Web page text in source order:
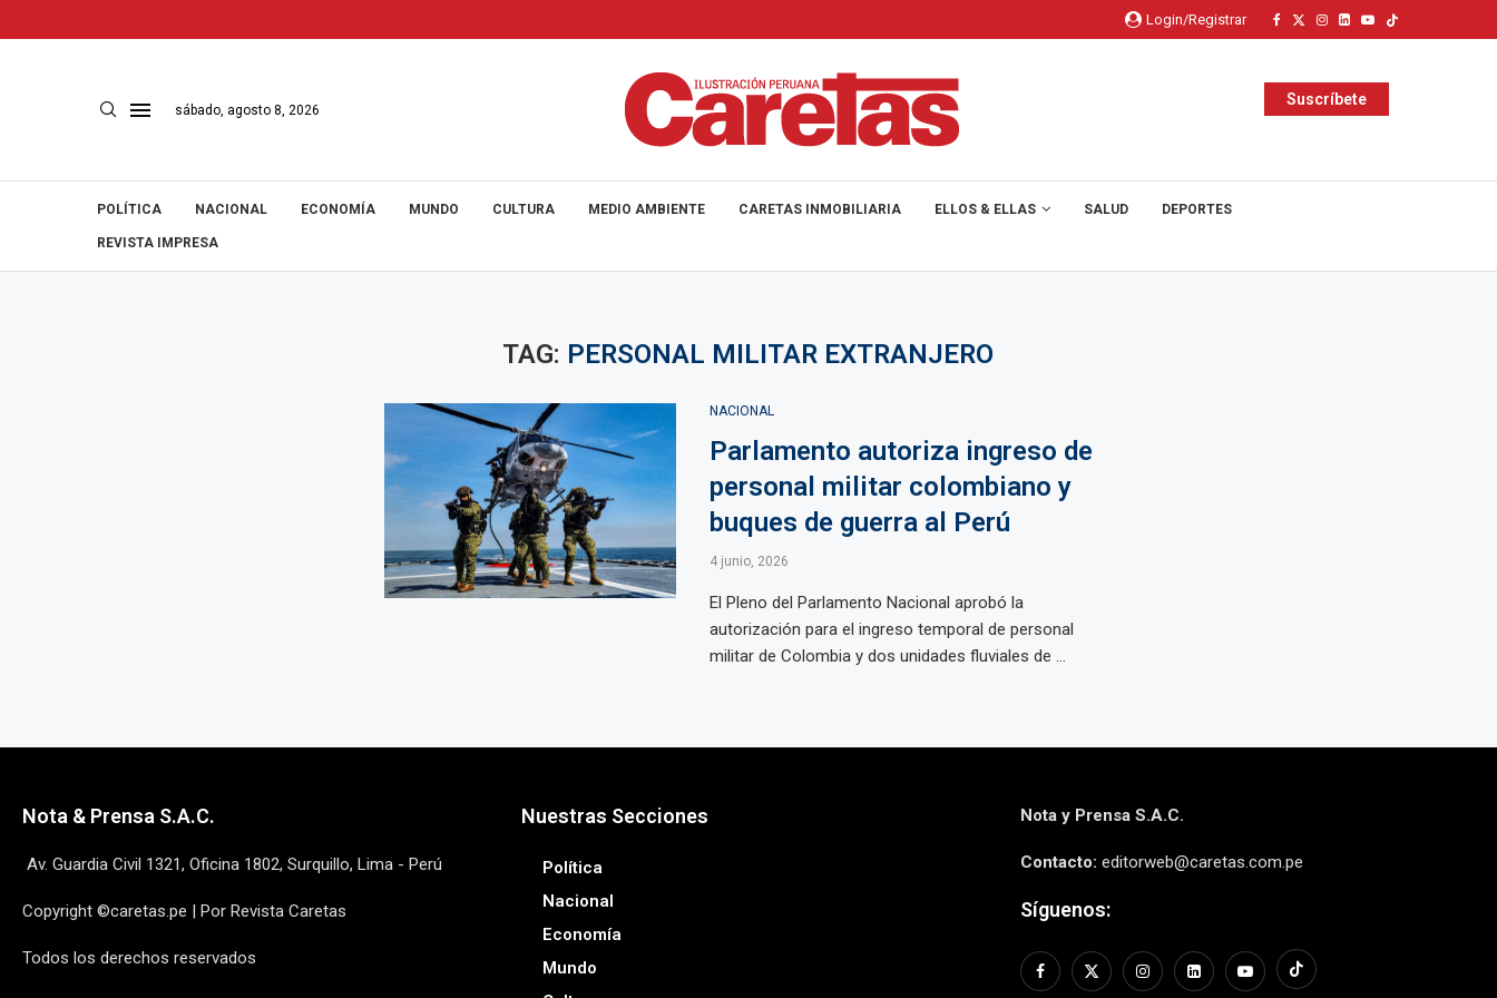
Login/Registrar
sábado, agosto 8, 2026
Suscríbete
POLÍTICA NACIONAL ECONOMÍA MUNDO CULTURA MEDIO AMBIENTE CARETAS INMOBILIARIA ELLOS & ELLAS SALUD DEPORTES
REVISTA IMPRESA
TAG: PERSONAL MILITAR EXTRANJERO
NACIONAL
Parlamento autoriza ingreso de
personal militar colombiano y
buques de guerra al Perú
4 junio, 2026
El Pleno del Parlamento Nacional aprobó la
autorización para el ingreso temporal de personal
militar de Colombia y dos unidades fluviales de ...
Nota & Prensa S.A.C.
Av. Guardia Civil 1321, Oficina 1802, Surquillo, Lima - Perú
Copyright ©caretas.pe | Por Revista Caretas
Todos los derechos reservados
Nuestras Secciones
Política
Nacional
Economía
Mundo
Nota y Prensa S.A.C.
Contacto: editorweb@caretas.com.pe
Síguenos: